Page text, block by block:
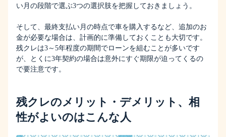
い月の段階で選ぶ3つの選択肢を把握しておきましょう。
そして、最終支払い月の時点で車を購入するなど、追加のお
金が必要な場合は、計画的に準備しておくことも大切です。
残クレは3～5年程度の期間でローンを組むことが多いです
が、とくに3年契約の場合は意外にすぐ期限が迫ってくるの
で要注意です。
残クレのメリット・デメリット、相
性がよいのはこんな人